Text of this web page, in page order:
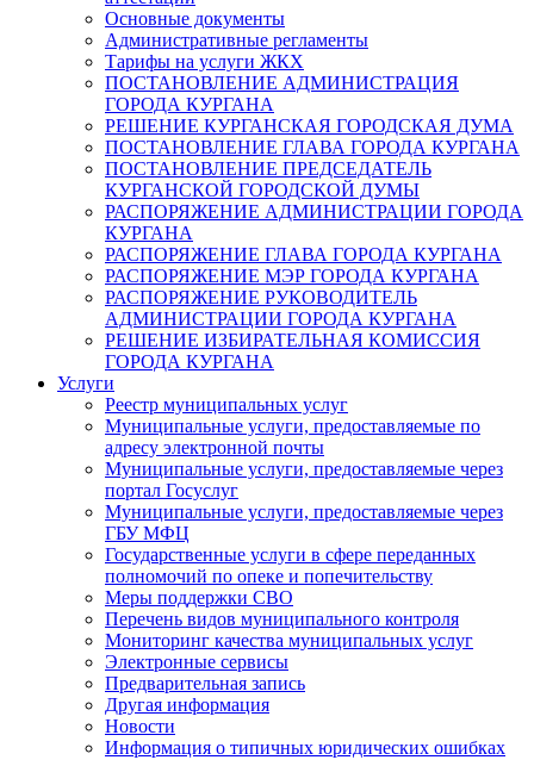
Основные документы
Административные регламенты
Тарифы на услуги ЖКХ
ПОСТАНОВЛЕНИЕ АДМИНИСТРАЦИЯ
ГОРОДА КУРГАНА
РЕШЕНИЕ КУРГАНСКАЯ ГОРОДСКАЯ ДУМА
ПОСТАНОВЛЕНИЕ ГЛАВА ГОРОДА КУРГАНА
ПОСТАНОВЛЕНИЕ ПРЕДСЕДАТЕЛЬ
КУРГАНСКОЙ ГОРОДСКОЙ ДУМЫ
РАСПОРЯЖЕНИЕ АДМИНИСТРАЦИИ ГОРОДА
КУРГАНА
РАСПОРЯЖЕНИЕ ГЛАВА ГОРОДА КУРГАНА
РАСПОРЯЖЕНИЕ МЭР ГОРОДА КУРГАНА
РАСПОРЯЖЕНИЕ РУКОВОДИТЕЛЬ
АДМИНИСТРАЦИИ ГОРОДА КУРГАНА
РЕШЕНИЕ ИЗБИРАТЕЛЬНАЯ КОМИССИЯ
ГОРОДА КУРГАНА
Услуги
Реестр муниципальных услуг
Муниципальные услуги, предоставляемые по
адресу электронной почты
Муниципальные услуги, предоставляемые через
портал Госуслуг
Муниципальные услуги, предоставляемые через
ГБУ МФЦ
Государственные услуги в сфере переданных
полномочий по опеке и попечительству
Меры поддержки СВО
Перечень видов муниципального контроля
Мониторинг качества муниципальных услуг
Электронные сервисы
Предварительная запись
Другая информация
Новости
Информация о типичных юридических ошибках